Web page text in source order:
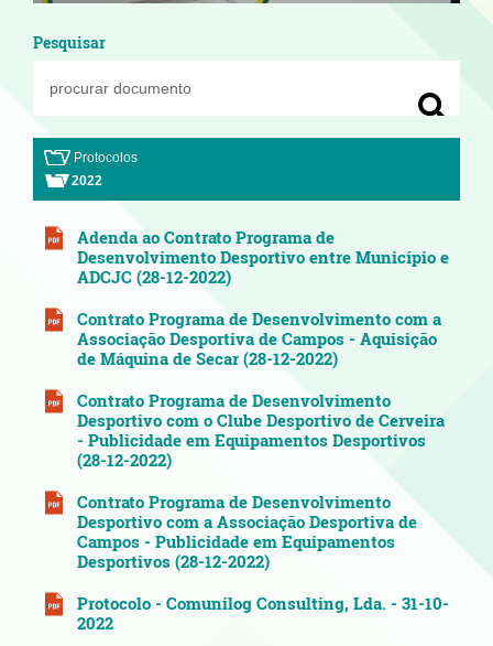
Pesquisar
Protocolos
2022
Adenda ao Contrato Programa de
Desenvolvimento Desportivo entre Município e
ADCJC (28-12-2022)
Contrato Programa de Desenvolvimento com a
Associação Desportiva de Campos - Aquisição
de Máquina de Secar (28-12-2022)
Contrato Programa de Desenvolvimento
Desportivo com o Clube Desportivo de Cerveira
- Publicidade em Equipamentos Desportivos
(28-12-2022)
Contrato Programa de Desenvolvimento
Desportivo com a Associação Desportiva de
Campos - Publicidade em Equipamentos
Desportivos (28-12-2022)
Protocolo - Comunilog Consulting, Lda. - 31-10-
2022